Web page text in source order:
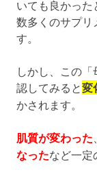
いても良かった
数多くのサプリ
す。
しかし、この
認してみると変
かされます。
肌質が変わった
なったなど一定